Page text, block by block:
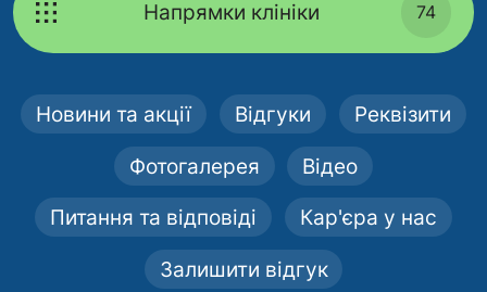
Напрямки клініки 74
Новини та акції Відгуки Реквізити
Фотогалерея Відео
Питання та відповіді Кар'єра у нас
Залишити відгук